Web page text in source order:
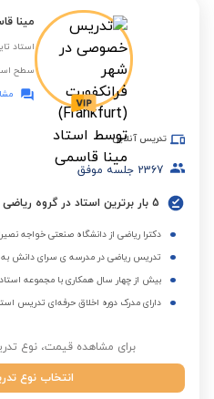
مینا
استاد
سطح
تدریس آنلاین
2367 جلسه موفق
5 بار برترین استاد در گروه ریاضی متوسطه اول در فصول مختلف
دکترا ریاضی از دانشگاه صنعتی خواجه
تدریس ریاضی در مدرسه ی سرای دانش به
بیش از چهار سال همکاری با مجموعه
دارای مدرک دوره اخلاق حرفه‌ای تدریس
برای مشاهده قیمت، نوع
انتخاب نوع